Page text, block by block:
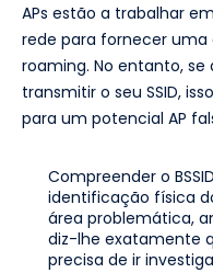
APs estão a trabalhar
rede para fornecer
roaming. No entanto, se
transmitir o seu SSID,
para um potencial AP
Compreender o
identificação física
área problemática,
diz-lhe exatamente
precisa de ir